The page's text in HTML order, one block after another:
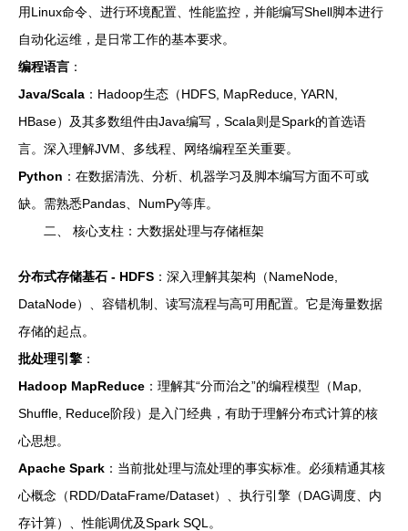
用Linux命令、进行环境配置、性能监控，并能编写Shell脚本进行
自动化运维，是日常工作的基本要求。
编程语言 ：
Java/Scala ：Hadoop生态（HDFS, MapReduce, YARN,
HBase）及其多数组件由Java编写，Scala则是Spark的首选语
言。深入理解JVM、多线程、网络编程至关重要。
Python ：在数据清洗、分析、机器学习及脚本编写方面不可或
缺。需熟悉Pandas、NumPy等库。
二、 核心支柱：大数据处理与存储框架
分布式存储基石 - HDFS ：深入理解其架构（NameNode,
DataNode）、容错机制、读写流程与高可用配置。它是海量数据
存储的起点。
批处理引擎 ：
Hadoop MapReduce ：理解其“分而治之”的编程模型（Map,
Shuffle, Reduce阶段）是入门经典，有助于理解分布式计算的核
心思想。
Apache Spark ：当前批处理与流处理的事实标准。必须精通其核
心概念（RDD/DataFrame/Dataset）、执行引擎（DAG调度、内
存计算）、性能调优及Spark SQL。